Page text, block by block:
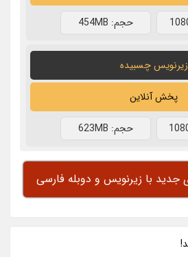
حجم: 454MB
زیرنویس چسبیده
پخش آنلاین
حجم: 623MB
جدید با زیرنویس و دوبله فارسی